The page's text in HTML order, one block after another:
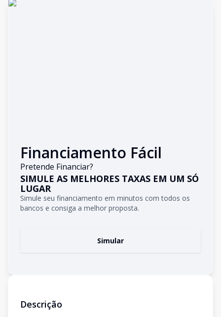
Financiamento Fácil
Pretende Financiar?
SIMULE AS MELHORES TAXAS EM UM SÓ
LUGAR
Simule seu financiamento em minutos com todos os
bancos e consiga a melhor proposta.
Simular
Descrição